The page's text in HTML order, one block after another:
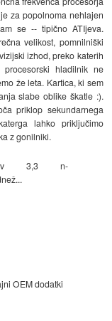
za popolnoma nehlajen
se -- tipično ATIjeva.
velikost, pomnilniški
izhod, preko katerih
hladilnik ne
že leta. Kartica, ki sem
slabe oblike škatle :).
priklop sekundarnega
lahko priključimo
z gonilniki.
3,3 n-
OEM dodatki